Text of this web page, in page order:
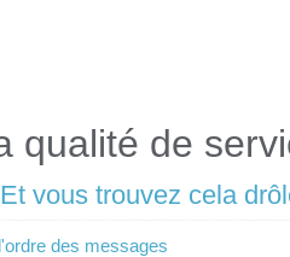
qualité de
Et vous trouvez cela
des messages